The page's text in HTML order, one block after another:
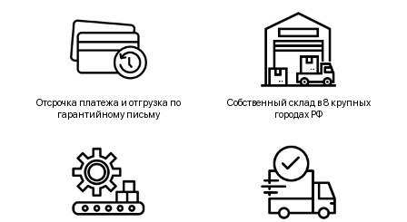
Отсрочка платежа и отгрузка по
гарантийному письму
Собственный склад в 8 крупных
городах РФ